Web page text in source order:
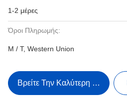
1-2 μέρες
Όροι Πληρωμής:
Μ / Τ, Western Union
Βρείτε Την Καλύτερη Τιμή